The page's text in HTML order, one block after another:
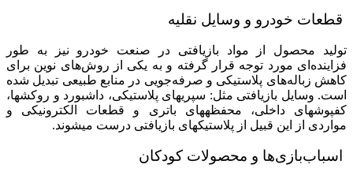
قطعات خودرو و وسایل نقلیه
تولید محصول از مواد بازیافتی در صنعت خودرو نیز به طور
فزاینده‌ای مورد توجه قرار گرفته و به یکی از روش‌های نوین برای
کاهش زباله‌های پلاستیکی و صرفه‌جویی در منابع طبیعی تبدیل شده
است. وسایل بازیافتی مثل: سپریهای پلاستیکی، داشبورد و روکشها،
کفپوشهای داخلی، محفظههای باتری و قطعات الکترونیکی و
مواردی از این قبیل از پلاستیکهای بازیافتی درست میشوند.
اسباب‌بازی‌ها و محصولات کودکان